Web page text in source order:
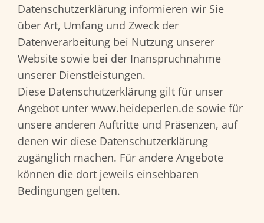
Datenschutzerklärung informieren wir Sie
über Art, Umfang und Zweck der
Datenverarbeitung bei Nutzung unserer
Website sowie bei der Inanspruchnahme
unserer Dienstleistungen.
Diese Datenschutzerklärung gilt für unser
Angebot unter www.heideperlen.de sowie für
unsere anderen Auftritte und Präsenzen, auf
denen wir diese Datenschutzerklärung
zugänglich machen. Für andere Angebote
können die dort jeweils einsehbaren
Bedingungen gelten.